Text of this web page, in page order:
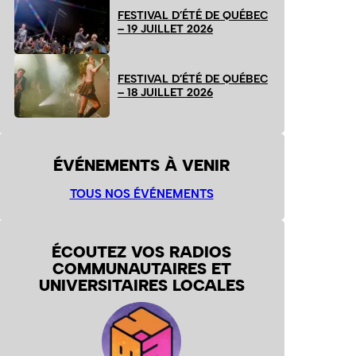
FESTIVAL D’ÉTÉ DE QUÉBEC
– 19 JUILLET 2026
FESTIVAL D’ÉTÉ DE QUÉBEC
– 18 JUILLET 2026
ÉVÉNEMENTS À VENIR
TOUS NOS ÉVÉNEMENTS
ÉCOUTEZ VOS RADIOS
COMMUNAUTAIRES ET
UNIVERSITAIRES LOCALES